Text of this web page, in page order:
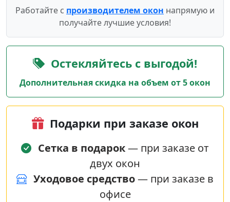
Работайте с производителем окон напрямую и
получайте лучшие условия!
Остекляйтесь с выгодой!
Дополнительная скидка на объем от 5 окон
Подарки при заказе окон
Сетка в подарок— при заказе от
двух окон
Уходовое средство— при заказе в
офисе